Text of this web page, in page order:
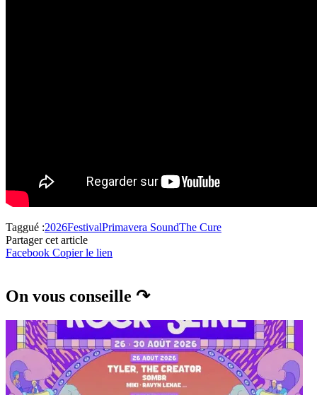
Taggué :2026FestivalPrimavera SoundThe Cure
Partager cet article
Facebook Copier le lien
On vous conseille ↷